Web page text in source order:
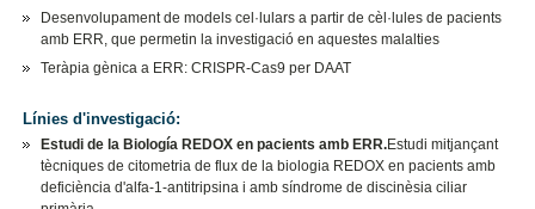
Desenvolupament de models cel·lulars a partir de cèl·lules de pacients
amb ERR, que permetin la investigació en aquestes malalties
Teràpia gènica a ERR: CRISPR-Cas9 per DAAT
Línies d'investigació:
Estudi de la Biología REDOX en pacients amb ERR.Estudi mitjançant
tècniques de citometria de flux de la biologia REDOX en pacients amb
deficiència d'alfa-1-antitripsina i amb síndrome de discinèsia ciliar